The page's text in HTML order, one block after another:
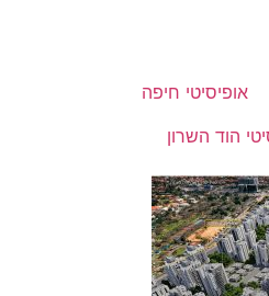
אופיסיטי חיפה
הוד השרון